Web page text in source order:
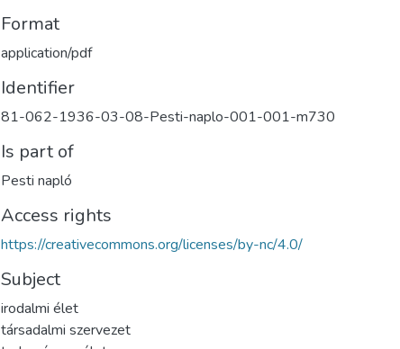
Format
application/pdf
Identifier
81-062-1936-03-08-Pesti-naplo-001-001-m730
Is part of
Pesti napló
Access rights
https://creativecommons.org/licenses/by-nc/4.0/
Subject
irodalmi élet
társadalmi szervezet